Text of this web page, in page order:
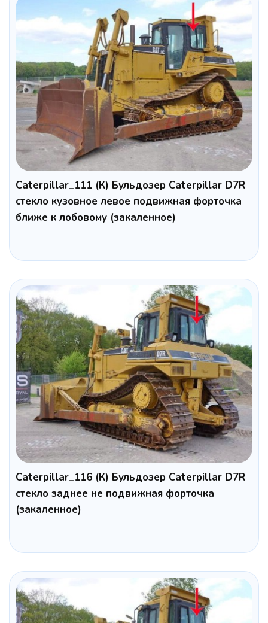
Caterpillar_111 (К) Бульдозер Caterpillar D7R
cтекло кузовное левое подвижная форточка
ближе к лобовому (закаленное)
Caterpillar_116 (К) Бульдозер Caterpillar D7R
cтекло заднее не подвижная форточка
(закаленное)